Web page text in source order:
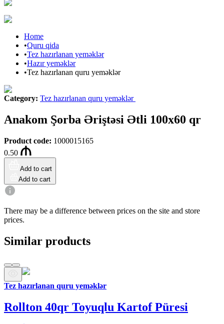
Home
•Quru qida
•Tez hazırlanan yeməklər
•Hazır yeməklər
•Tez hazırlanan quru yeməklər
Category: Tez hazırlanan quru yeməklər
Anakom Şorba Əriştəsi Ətli 100x60 qr
Product code: 1000015165
0.50
Add to cart
Add to cart
There may be a difference between prices on the site and store
prices.
Similar products
Tez hazırlanan quru yeməklər
Rollton 40qr Toyuqlu Kartof Püresi